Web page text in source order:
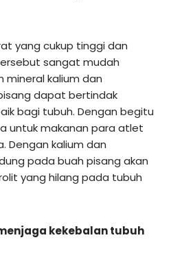
yang cukup tinggi dan
sangat mudah
mineral kalium dan
dapat bertindak
bagi tubuh. Dengan begitu
untuk makanan para atlet
Dengan kalium dan
pada buah pisang akan
yang hilang pada tubuh
kekebalan tubuh